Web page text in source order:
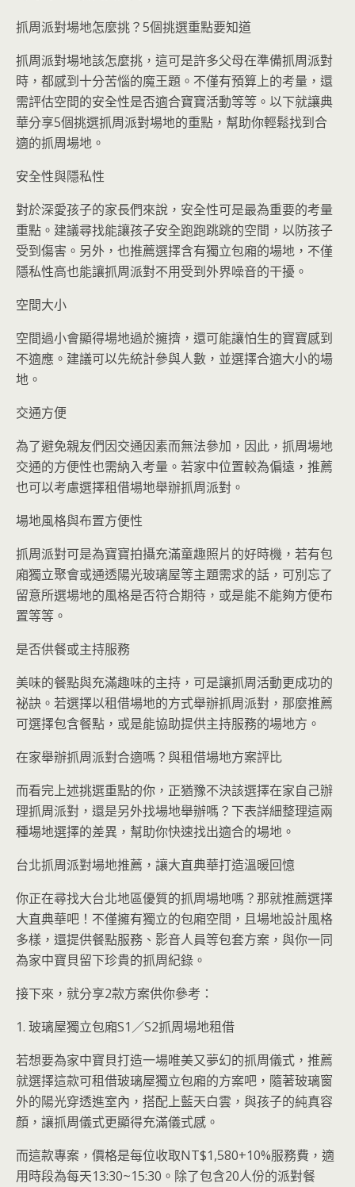
抓周派對場地怎麼挑？5個挑選重點要知道
抓周派對場地該怎麼挑，這可是許多父母在準備抓周派對
時，都感到十分苦惱的魔王題。不僅有預算上的考量，還
需評估空間的安全性是否適合寶寶活動等等。以下就讓典
華分享5個挑選抓周派對場地的重點，幫助你輕鬆找到合
適的抓周場地。
安全性與隱私性
對於深愛孩子的家長們來說，安全性可是最為重要的考量
重點。建議尋找能讓孩子安全跑跑跳跳的空間，以防孩子
受到傷害。另外，也推薦選擇含有獨立包廂的場地，不僅
隱私性高也能讓抓周派對不用受到外界噪音的干擾。
空間大小
空間過小會顯得場地過於擁擠，還可能讓怕生的寶寶感到
不適應。建議可以先統計參與人數，並選擇合適大小的場
地。
交通方便
為了避免親友們因交通因素而無法參加，因此，抓周場地
交通的方便性也需納入考量。若家中位置較為偏遠，推薦
也可以考慮選擇租借場地舉辦抓周派對。
場地風格與布置方便性
抓周派對可是為寶寶拍攝充滿童趣照片的好時機，若有包
廂獨立聚會或通透陽光玻璃屋等主題需求的話，可別忘了
留意所選場地的風格是否符合期待，或是能不能夠方便布
置等等。
是否供餐或主持服務
美味的餐點與充滿趣味的主持，可是讓抓周活動更成功的
祕訣。若選擇以租借場地的方式舉辦抓周派對，那麼推薦
可選擇包含餐點，或是能協助提供主持服務的場地方。
在家舉辦抓周派對合適嗎？與租借場地方案評比
而看完上述挑選重點的你，正猶豫不決該選擇在家自己辦
理抓周派對，還是另外找場地舉辦嗎？下表詳細整理這兩
種場地選擇的差異，幫助你快速找出適合的場地。
台北抓周派對場地推薦，讓大直典華打造溫暖回憶
你正在尋找大台北地區優質的抓周場地嗎？那就推薦選擇
大直典華吧！不僅擁有獨立的包廂空間，且場地設計風格
多樣，還提供餐點服務、影音人員等包套方案，與你一同
為家中寶貝留下珍貴的抓周紀錄。
接下來，就分享2款方案供你參考：
1. 玻璃屋獨立包廂S1／S2抓周場地租借
若想要為家中寶貝打造一場唯美又夢幻的抓周儀式，推薦
就選擇這款可租借玻璃屋獨立包廂的方案吧，隨著玻璃窗
外的陽光穿透進室內，搭配上藍天白雲，與孩子的純真容
顏，讓抓周儀式更顯得充滿儀式感。
而這款專案，價格是每位收取NT$1,580+10%服務費，適
用時段為每天13:30~15:30。除了包含20人份的派對餐